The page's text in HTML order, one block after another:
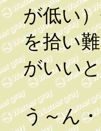
が低い
を拾い
がいい
う～ん